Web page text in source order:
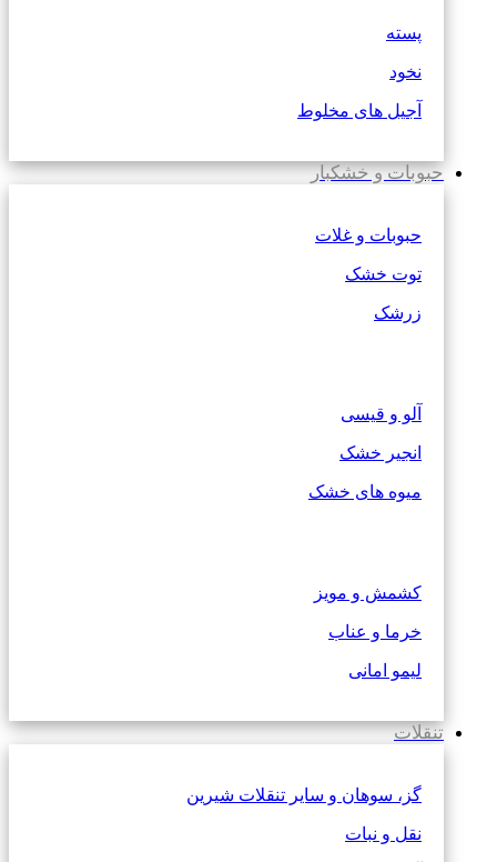
پسته
نخود
آجیل های مخلوط
حبوبات و خشکبار
حبوبات و غلات
توت خشک
زرشک
آلو و قیسی
انجیر خشک
میوه های خشک
کشمش و مویز
خرما و عناب
لیمو امانی
تنقلات
گز، سوهان و سایر تنقلات شیرین
نقل و نبات